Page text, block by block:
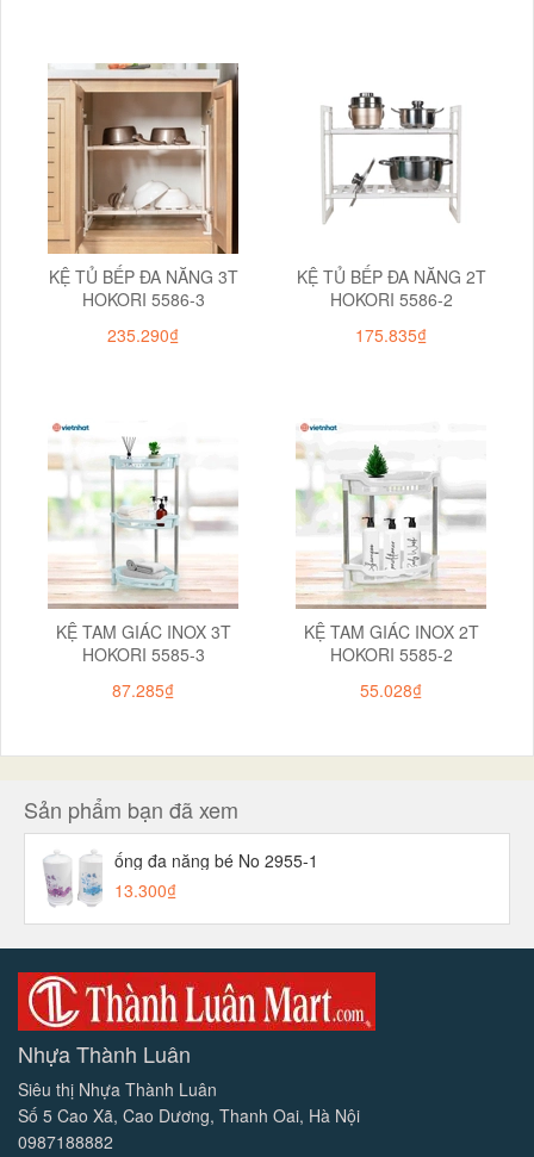
KỆ TỦ BẾP ĐA NĂNG 3T
HOKORI 5586-3
235.290₫
KỆ TỦ BẾP ĐA NĂNG 2T
HOKORI 5586-2
175.835₫
KỆ TAM GIÁC INOX 3T
HOKORI 5585-3
87.285₫
KỆ TAM GIÁC INOX 2T
HOKORI 5585-2
55.028₫
Sản phẩm bạn đã xem
ống đa năng bé No 2955-1
13.300₫
Nhựa Thành Luân
Siêu thị Nhựa Thành Luân
Số 5 Cao Xã, Cao Dương, Thanh Oai, Hà Nội
0987188882